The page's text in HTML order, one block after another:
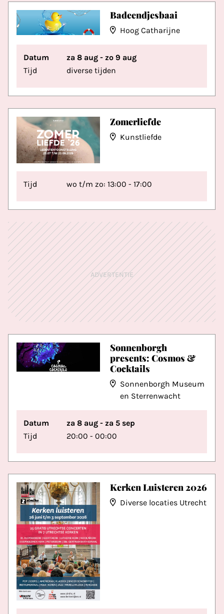
Badeendjesbaai
Hoog Catharijne
Datum
za 8 aug - zo 9 aug
Tijd
diverse tijden
Zomerliefde
Kunstliefde
Tijd wo t/m zo: 13:00 - 17:00
ADVERTENTIE
Sonnenborgh
presents: Cosmos &
Cocktails
Sonnenborgh Museum
en Sterrenwacht
Datum
za 8 aug - za 5 sep
Tijd
20:00 - 00:00
Kerken Luisteren 2026
Diverse locaties Utrecht